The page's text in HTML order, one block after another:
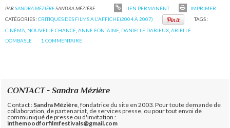
PARSANDRA MÉZIÈRESANDRA MÉZIÈRE LIEN PERMANENT
IMPRIMER
CATÉGORIES :CRITIQUES DES FILMS A L'AFFICHE(2004 À 2007)
TAGS :
CINÉMA NOUVELLE CHANCE ,ANNE FONTAINE DANIELLE DARIEUX ,ARIELLE
DOMBASLE
1 COMMENTAIRE
CONTACT - Sandra Mézière
Contact : Sandra Mézière , fondatrice du site en 2003. Pour toute demande de
collaboration, de partenariat, de services presse, ou pour tout envoi de
communiqué de presse ou d'invitation :
inthemoodforfilmfestivals@gmail.com